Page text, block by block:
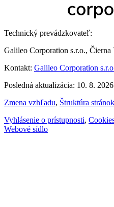
Technický prevádzkovateľ:
Galileo Corporation s.r.o., Čierna
Kontakt: Galileo Corporation
Posledná aktualizácia: 10. 8. 2026
Zmena vzhľadu, Štruktúra stránok
Vyhlásenie o prístupnosti,
Webové sídlo